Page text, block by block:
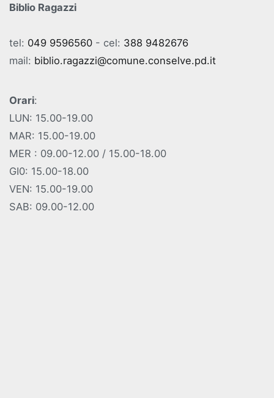
Biblio Ragazzi
tel: 049 9596560 - cel: 388 9482676
mail: biblio.ragazzi@comune.conselve.pd.it
Orari:
LUN: 15.00-19.00
MAR: 15.00-19.00
MER : 09.00-12.00 / 15.00-18.00
GI0: 15.00-18.00
VEN: 15.00-19.00
SAB: 09.00-12.00